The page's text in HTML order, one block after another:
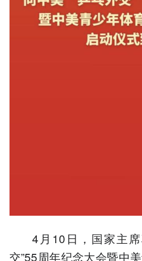
4月10日，国家主席
交”55周年纪念大会暨中